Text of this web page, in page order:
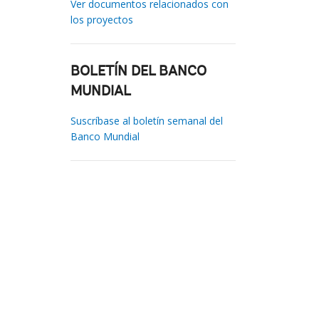
Ver documentos relacionados con
los proyectos
BOLETÍN DEL BANCO
MUNDIAL
Suscríbase al boletín semanal del
Banco Mundial